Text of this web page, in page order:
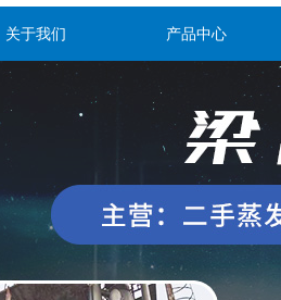
关于我们 产品中心